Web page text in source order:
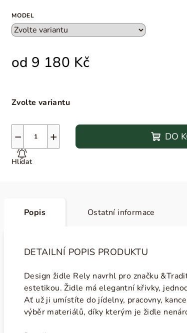
MODEL
od 9 180 Kč
Zvolte variantu
+
− DO
Hlídat
Popis Ostatní informace
DETAILNÍ POPIS PRODUKTU
Design židle Rely navrhl pro značku
estetikou. Židle má elegantní křivky,
Ať už ji umístíte do jídelny, pracovny,
výběr materiálů, díky kterým je židle